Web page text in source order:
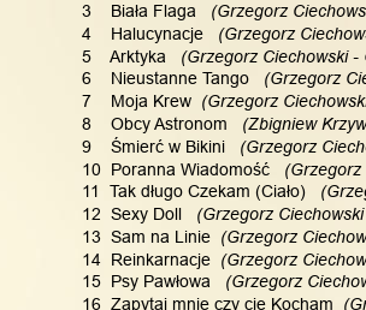
3    Biała Flaga
(Grzegorz
4    Halucynacje
(Grzegorz
5    Arktyka
(Grzegorz Ciechowski
6    Nieustanne Tango
(Grzegorz
7    Moja Krew
(Grzegorz
8    Obcy Astronom
(Zbigniew
9    Śmierć w Bikini
(Grzegorz
10  Poranna Wiadomość
11  Tak długo Czekam (Ciało)
12  Sexy Doll
(Grzegorz
13  Sam na Linie
(Grzegorz
14  Reinkarnacje
(Grzegorz
15  Psy Pawłowa
(Grzegorz
16  Zapytaj mnie czy cię Kocham